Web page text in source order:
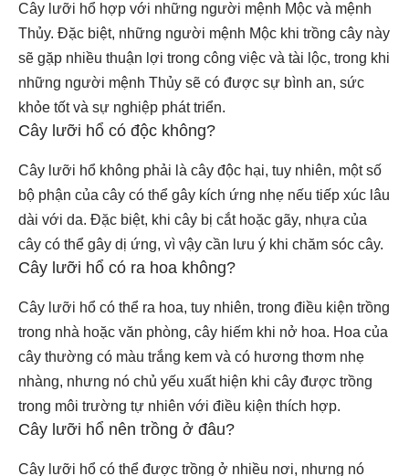
Cây lưỡi hổ hợp với những người mệnh Mộc và mệnh
Thủy. Đặc biệt, những người mệnh Mộc khi trồng cây này
sẽ gặp nhiều thuận lợi trong công việc và tài lộc, trong khi
những người mệnh Thủy sẽ có được sự bình an, sức
khỏe tốt và sự nghiệp phát triển.
Cây lưỡi hổ có độc không?
Cây lưỡi hổ không phải là cây độc hại, tuy nhiên, một số
bộ phận của cây có thể gây kích ứng nhẹ nếu tiếp xúc lâu
dài với da. Đặc biệt, khi cây bị cắt hoặc gãy, nhựa của
cây có thể gây dị ứng, vì vậy cần lưu ý khi chăm sóc cây.
Cây lưỡi hổ có ra hoa không?
Cây lưỡi hổ có thể ra hoa, tuy nhiên, trong điều kiện trồng
trong nhà hoặc văn phòng, cây hiếm khi nở hoa. Hoa của
cây thường có màu trắng kem và có hương thơm nhẹ
nhàng, nhưng nó chủ yếu xuất hiện khi cây được trồng
trong môi trường tự nhiên với điều kiện thích hợp.
Cây lưỡi hổ nên trồng ở đâu?
Cây lưỡi hổ có thể được trồng ở nhiều nơi, nhưng nó